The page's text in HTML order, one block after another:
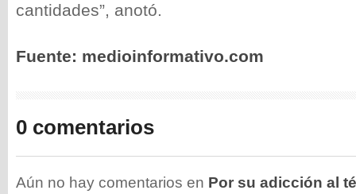
cantidades”, anotó.
Fuente: medioinformativo.com
0 comentarios
Aún no hay comentarios en Por su adicción al